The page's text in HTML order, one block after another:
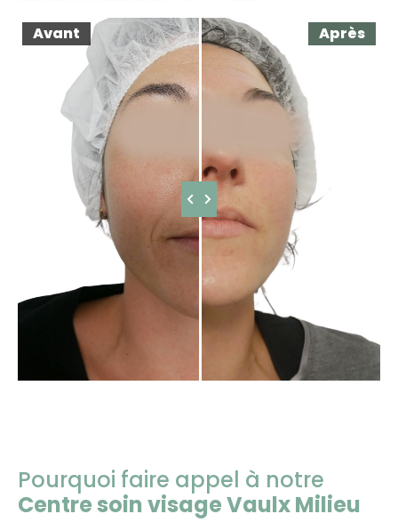
Avant Après
Pourquoi faire appel à notre
Centre soin visage Vaulx Milieu